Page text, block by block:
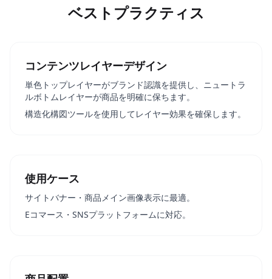
ベストプラクティス
コンテンツレイヤーデザイン
単色トップレイヤーがブランド認識を提供し、ニュートラ
ルボトムレイヤーが商品を明確に保ちます。
構造化構図ツールを使用してレイヤー効果を確保します。
使用ケース
サイトバナー・商品メイン画像表示に最適。
Eコマース・SNSプラットフォームに対応。